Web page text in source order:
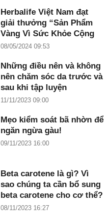
Herbalife Việt Nam đạt
giải thưởng “Sản Phẩm
Vàng Vì Sức Khỏe Cộng
Đồng năm 2024”
08/05/2024 09:53
Những điều nên và không
nên chăm sóc da trước và
sau khi tập luyện
11/11/2023 09:00
Mẹo kiểm soát bã nhờn để
ngăn ngừa gàu!
09/11/2023 16:00
Beta carotene là gì? Vì
sao chúng ta cần bổ sung
beta carotene cho cơ thể?
08/11/2023 16:27